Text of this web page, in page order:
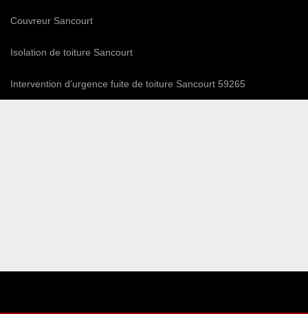
Couvreur Sancourt
Isolation de toiture Sancourt
Intervention d'urgence fuite de toiture Sancourt 59265